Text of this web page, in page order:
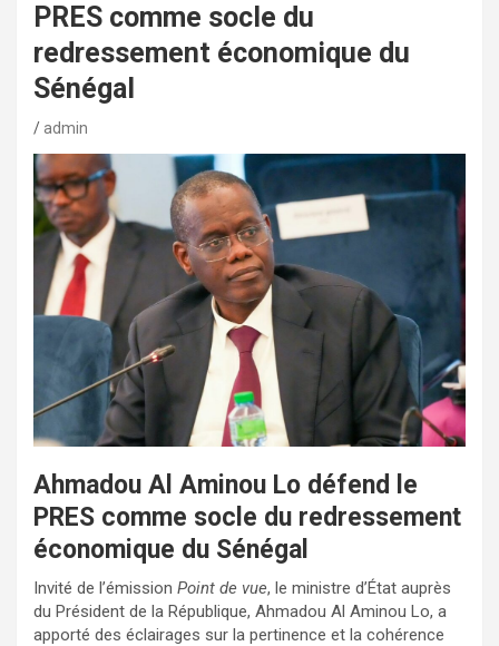
PRES comme socle du
redressement économique du
Sénégal
admin
Ahmadou Al Aminou Lo défend le
PRES comme socle du redressement
économique du Sénégal
Invité de l’émission Point de vue, le ministre d’État auprès
du Président de la République, Ahmadou Al Aminou Lo, a
apporté des éclairages sur la pertinence et la cohérence